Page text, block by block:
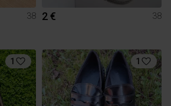
38
2 € 38
1 1